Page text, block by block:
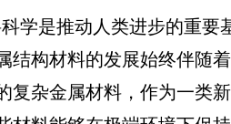
学是推动人类进步的重要
结构材料的发展始终伴随
复杂金属材料，作为一类